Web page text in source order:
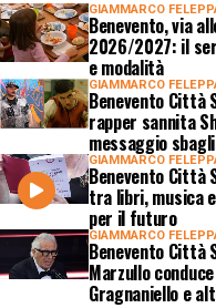
GIAMMARCO
Benevento, via
2026/2027: il
e modalità
GIAMMARCO
Benevento Città
rapper sannita
messaggio
GIAMMARCO
Benevento Città
tra libri, musica
per il futuro
GIAMMARCO
Benevento Città
Marzullo
Gragnaniello e